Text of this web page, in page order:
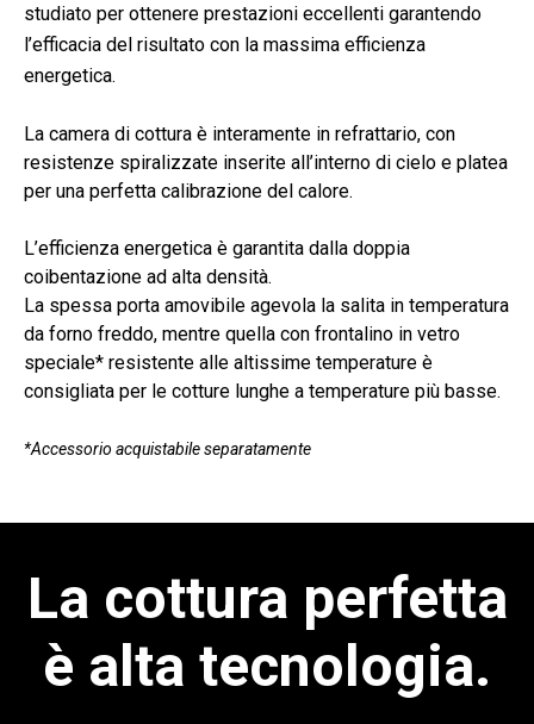
studiato per ottenere prestazioni eccellenti garantendo
l’efficacia del risultato con la massima efficienza
energetica.
La camera di cottura è interamente in refrattario, con
resistenze spiralizzate inserite all’interno di cielo e platea
per una perfetta calibrazione del calore.
L’efficienza energetica è garantita dalla doppia
coibentazione ad alta densità.
La spessa porta amovibile agevola la salita in temperatura
da forno freddo, mentre quella con frontalino in vetro
speciale* resistente alle altissime temperature è
consigliata per le cotture lunghe a temperature più basse.
*Accessorio acquistabile separatamente
La cottura perfetta
è alta tecnologia.